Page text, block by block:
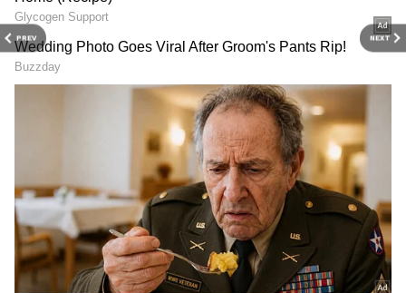
PREV NEXT
2